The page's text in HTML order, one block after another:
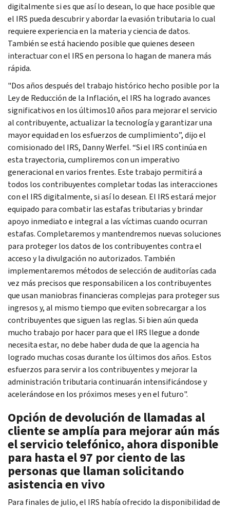
digitalmente si es que así lo desean, lo que hace posible que
el IRS pueda descubrir y abordar la evasión tributaria lo cual
requiere experiencia en la materia y ciencia de datos.
También se está haciendo posible que quienes deseen
interactuar con el IRS en persona lo hagan de manera más
rápida.
"Dos años después del trabajo histórico hecho posible por la
Ley de Reducción de la Inflación, el IRS ha logrado avances
significativos en los últimos10 años para mejorar el servicio
al contribuyente, actualizar la tecnología y garantizar una
mayor equidad en los esfuerzos de cumplimiento”, dijo el
comisionado del IRS, DannyWerfel. “Si el IRS continúa en
esta trayectoria, cumpliremos con un imperativo
generacional en varios frentes. Este trabajo permitirá a
todos los contribuyentes completar todas las interacciones
con el IRS digitalmente, si así lo desean. El IRS estará mejor
equipado para combatir las estafas tributarias y brindar
apoyo inmediato e integral a las víctimas cuando ocurran
estafas. Completaremos y mantendremos nuevas soluciones
para proteger los datos de los contribuyentes contra el
acceso y la divulgación no autorizados. También
implementaremos métodos de selección de auditorías cada
vez más precisos que responsabilicen a los contribuyentes
que usan maniobras financieras complejas para proteger sus
ingresos y, al mismo tiempo que eviten sobrecargar a los
contribuyentes que siguen las reglas. Si bien aún queda
mucho trabajo por hacer para que el IRS llegue a donde
necesita estar, no debe haber duda de que la agencia ha
logrado muchas cosas durante los últimos dos años. Estos
esfuerzos para servir a los contribuyentes y mejorar la
administración tributaria continuarán intensificándose y
acelerándose en los próximos meses y en el futuro".
Opción de devolución de llamadas al
cliente se amplía para mejorar aún más
el servicio telefónico, ahora disponible
para hasta el 97 por ciento de las
personas que llaman solicitando
asistencia en vivo
Para finales de julio, el IRS había ofrecido la disponibilidad de